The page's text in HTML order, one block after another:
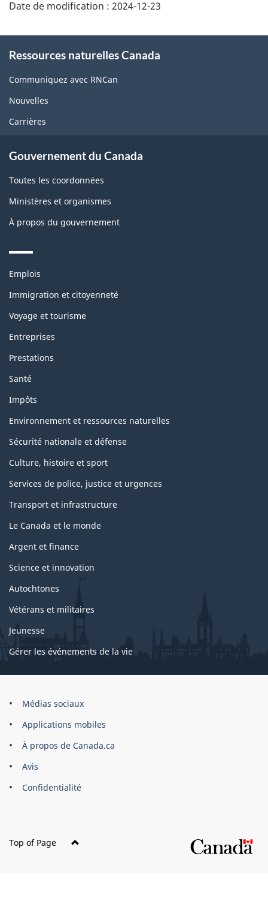
Date de modification : 2024-12-23
this
site
Ressources naturelles Canada
Communiquez avec RNCan
Nouvelles
Carrières
Gouvernement du Canada
Toutes les coordonnées
Ministères et organismes
À propos du gouvernement
Themes
topics
Emplois
Immigration et citoyenneté
Voyage et tourisme
Entreprises
Prestations
Santé
Impôts
Environnement et ressources naturelles
Sécurité nationale et défense
Culture, histoire et sport
Services de police, justice et urgences
Transport et infrastructure
Le Canada et le monde
Argent et finance
Science et innovation
Autochtones
Vétérans et militaires
Jeunesse
Gérer les événements de la vie
Organisation
gouvernement
du
Canada
Médias sociaux
Applications mobiles
À propos de Canada.ca
Avis
Confidentialité
Top of Page